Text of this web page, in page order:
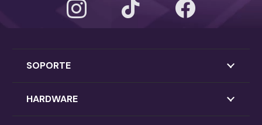
SOPORTE
HARDWARE